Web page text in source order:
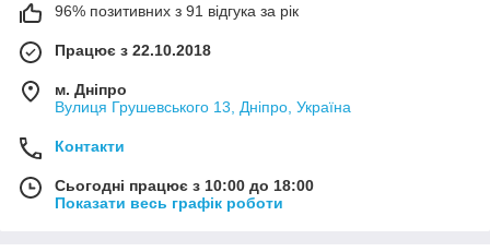
96% позитивних з 91 відгука за рік
Працює з 22.10.2018
м. Дніпро
Вулиця Грушевського 13, Дніпро, Україна
Контакти
Сьогодні працює з 10:00 до 18:00
Показати весь графік роботи